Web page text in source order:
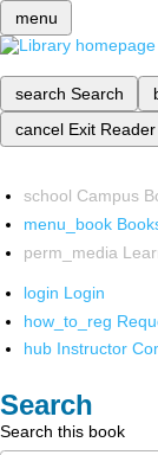
menu
search Search
cancel Exit
school Campus
menu_book
perm_media
login Login
how_to_reg
hub Instructor
Search
Search this book